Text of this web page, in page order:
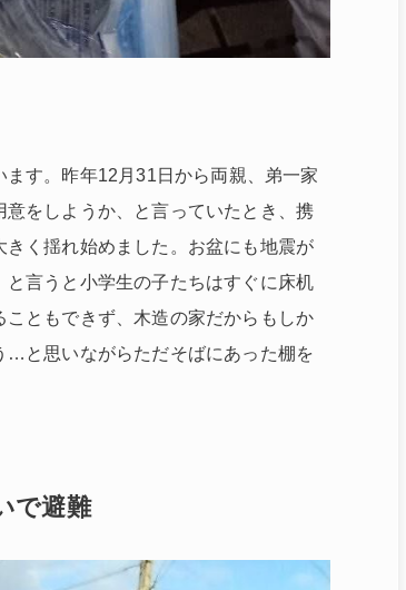
ます。昨年12 月31 日から両親、弟一家
をしようか、と言っていたとき、携
きく揺れ始め ました。 お盆にも地震が
言うと小学生の子たちはすぐに床机
ともできず、木造の家だからもしか
… と思いながらただそばにあった棚を
で避難